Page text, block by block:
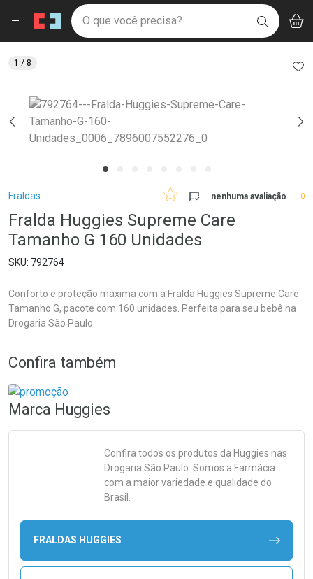
Drogaria São Paulo
Ir direto para a home
pela página
Ir direto para o conteúdo
Ir direto para a busca
Ir direto para a conta
Ir direto para a notificações
Ir direto para o carrinho
Ir direto para o menu
Faça a sua busca
O que você precisa? BUSCAR
Menu
Breadcrumb
Fraldas nenhuma avaliação 0
Fralda Huggies Supreme Care
Tamanho G 160 Unidades
792764
Conforto e proteção máxima com a Fralda Huggies Supreme Care
Tamanho G, pacote com 160 unidades. Perfeita para seu bebê na
Drogaria São Paulo.
1 / 8
Confira também
Marca Huggies
Confira todos os produtos da Huggies nas
Drogaria São Paulo. Somos a Farmácia
com a maior variedade e qualidade do
Brasil.
FRALDAS HUGGIES